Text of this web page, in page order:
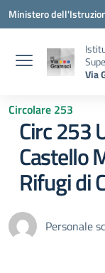
Vai ai contenuti
Vai al menu di
Vai al footer
Ministero
Via
Circolare 253
Circ 253
Castello
Rifugi di
Personale